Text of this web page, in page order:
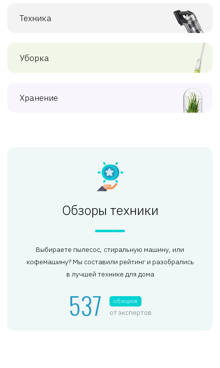
Техника
Уборка
Хранение
Обзоры техники
Выбираете пылесос, стиральную машину, или
кофемашину? Мы составили рейтинг и разобрались
в лучшей технике для дома
537 обзоров
от экспертов